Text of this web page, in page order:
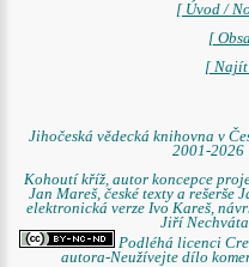
[ Úvod /
[
[
Jihočeská vědecká knihovna v
2001-2026
Kohoutí kříž, autor koncepce
Jan Mareš, české texty a rešerše
elektronická verze Ivo Kareš,
Jiří
Podléhá licenci
autora-Neužívejte dílo